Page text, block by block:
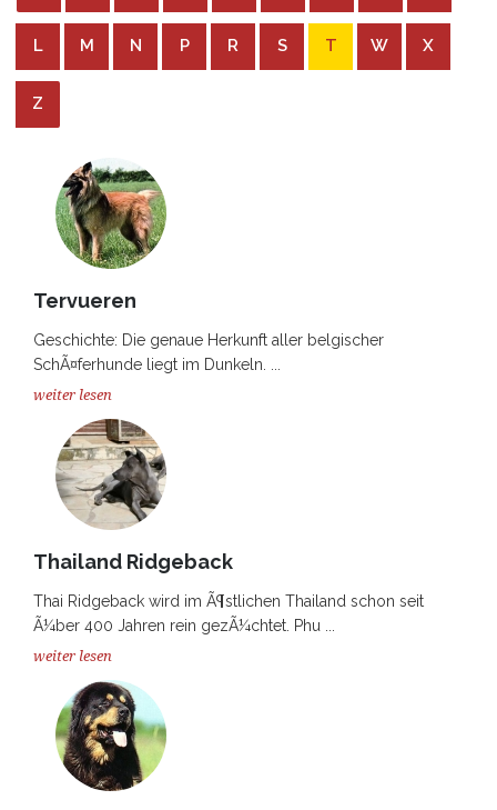
L M N P R S T W X
Z
Tervueren
Geschichte: Die genaue Herkunft aller belgischer
SchÃ¤ferhunde liegt im Dunkeln. ...
weiter lesen
Thailand Ridgeback
Thai Ridgeback wird im Ã¶stlichen Thailand schon seit
Ã¼ber 400 Jahren rein gezÃ¼chtet. Phu ...
weiter lesen